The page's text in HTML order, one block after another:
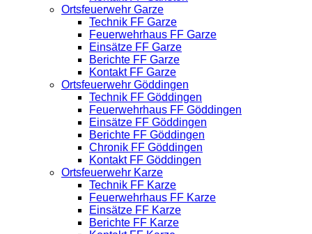
Ortsfeuerwehr Garze
Technik FF Garze
Feuerwehrhaus FF Garze
Einsätze FF Garze
Berichte FF Garze
Kontakt FF Garze
Ortsfeuerwehr Göddingen
Technik FF Göddingen
Feuerwehrhaus FF Göddingen
Einsätze FF Göddingen
Berichte FF Göddingen
Chronik FF Göddingen
Kontakt FF Göddingen
Ortsfeuerwehr Karze
Technik FF Karze
Feuerwehrhaus FF Karze
Einsätze FF Karze
Berichte FF Karze